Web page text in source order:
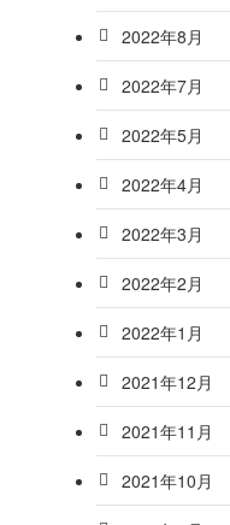
2022年8月
2022年7月
2022年5月
2022年4月
2022年3月
2022年2月
2022年1月
2021年12月
2021年11月
2021年10月